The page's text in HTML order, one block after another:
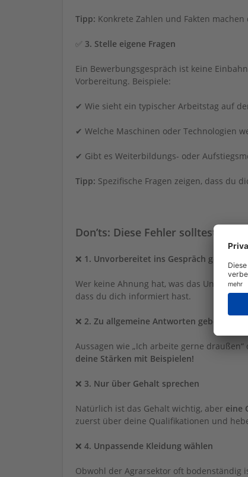
Tipp: Konkrete Zahlen und Fakten
✅ 3. Stelle eigene Fragen
Ein Bewerbungsgespräch ist keine
Vorbereitung. Beispiele:
✔ Wie sieht ein typischer Arbeitstag auf
✔ Welche Maschinen oder Technologien
✔ Gibt es Weiterbildungs- oder
Tipp: Spezifische Fragen zeigen, dass du
Don’ts: Diese Fehler solltest du
❌ 1. Unvorbereitet ins Gespräch gehen
Wer keine Ahnung hat, was das
dass du dich informiert hast.
❌ 2. Zu allgemeine Antworten geben
Aussagen wie „Ich arbeite gerne
deine Stärken mit Beispielen!
❌ 3. Nur über Gehalt sprechen
Natürlich ist das Gehalt wichtig, aber eine
zuerst über deine Qualifikationen und
❌ 4. Unpassende Kleidung wählen
Obwohl der Agrarsektor oft bodenständig